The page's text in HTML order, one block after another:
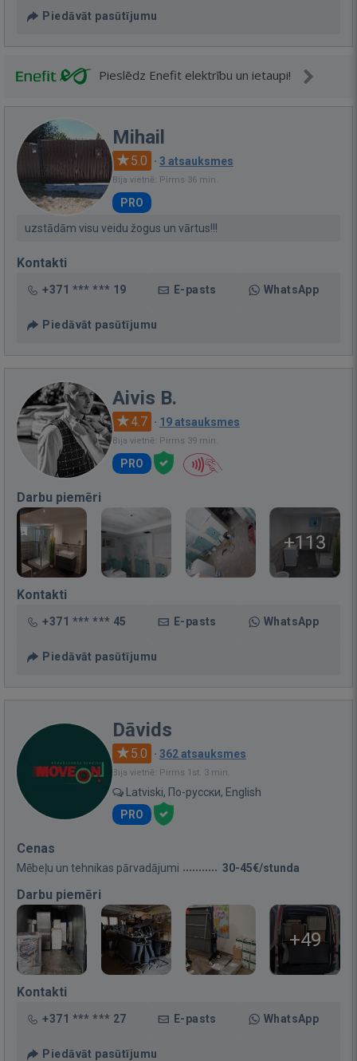
Piedāvāt pasūtījumu
Pieslēdz Enefit elektrību un ietaupi!
Mihail
5.0 · 3 atsauksmes
Bija vietnē: Pirms 36 min.
PRO
uzstādām visu veidu žogus un vārtus!!!
Kontakti
+371 *** *** 19 E-pasts WhatsApp
Piedāvāt pasūtījumu
Aivis B.
4.7 · 19 atsauksmes
Bija vietnē: Pirms 39 min.
PRO
Darbu piemēri
+113
Kontakti
+371 *** *** 45 E-pasts WhatsApp
Piedāvāt pasūtījumu
Dāvids
5.0 · 362 atsauksmes
Bija vietnē: Pirms 1st. 3 min.
Latviski, По-русски, English
PRO
Cenas
Mēbeļu un tehnikas pārvadājumi 30-45€/stunda
Darbu piemēri
+49
Kontakti
+371 *** *** 27 E-pasts WhatsApp
Piedāvāt pasūtījumu